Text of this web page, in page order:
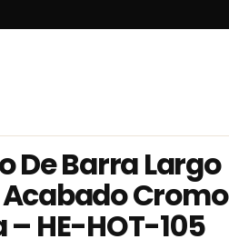
De Barra Largo
Cromo
– HE-HOT-105